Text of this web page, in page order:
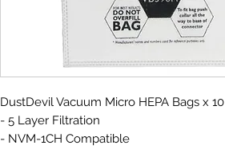
DustDevil Vacuum Micro HEPA Bags x 10
- 5 Layer Filtration
- NVM-1CH Compatible